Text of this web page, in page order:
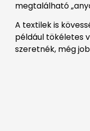
megtalálható
A textilek is
például tökéletes
szeretnék, még